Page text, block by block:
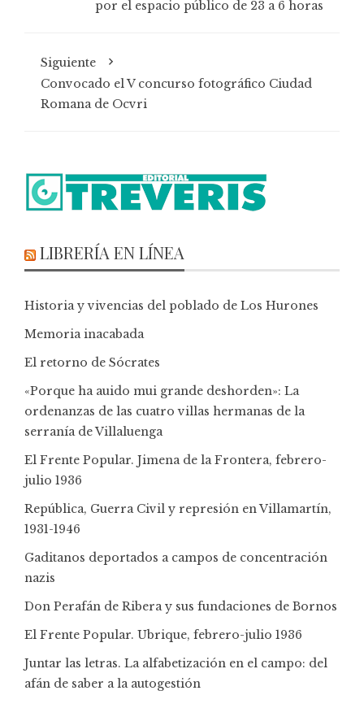
por el espacio público de 23 a 6 horas
Siguiente
Convocado el V concurso fotográfico Ciudad
Romana de Ocvri
LIBRERÍA EN LÍNEA
Historia y vivencias del poblado de Los Hurones
Memoria inacabada
El retorno de Sócrates
«Porque ha auido mui grande deshorden»: La
ordenanzas de las cuatro villas hermanas de la
serranía de Villaluenga
El Frente Popular. Jimena de la Frontera, febrero-
julio 1936
República, Guerra Civil y represión en Villamartín,
1931-1946
Gaditanos deportados a campos de concentración
nazis
Don Perafán de Ribera y sus fundaciones de Bornos
El Frente Popular. Ubrique, febrero-julio 1936
Juntar las letras. La alfabetización en el campo: del
afán de saber a la autogestión